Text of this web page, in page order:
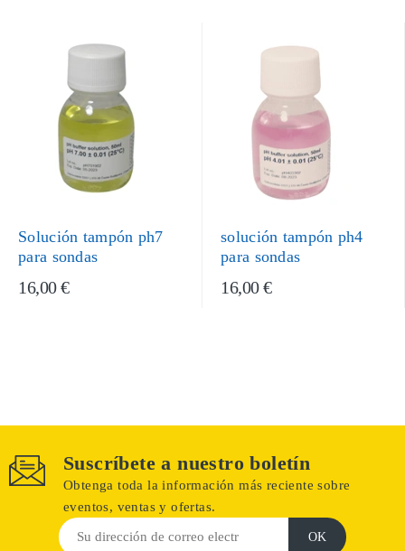
Solución tampón ph7
para sondas
16,00 €
solución tampón ph4
para sondas
16,00 €
Suscríbete a nuestro boletín
Obtenga toda la información más reciente sobre
eventos, ventas y ofertas.